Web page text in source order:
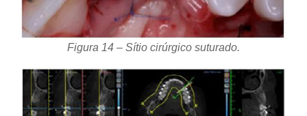
Figura 14 – Sítio cirúrgico suturado.